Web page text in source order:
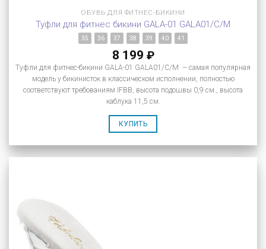
ОБУВЬ ДЛЯ ФИТНЕС-БИКИНИ
Туфли для фитнес бикини GALA-01 GALA01/C/M
35 36 37 38 39 40 41
8 199 ₽
Туфли для фитнес-бикини GALA-01 GALA01/C/M – самая популярная
модель у бикинисток в классическом исполнении, полностью
соответствуют требованиям IFBB, высота подошвы 0,9 см., высота
каблука 11,5 см.
КУПИТЬ